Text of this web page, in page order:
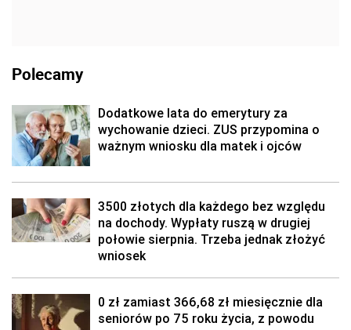
Polecamy
Dodatkowe lata do emerytury za
wychowanie dzieci. ZUS przypomina o
ważnym wniosku dla matek i ojców
3500 złotych dla każdego bez względu
na dochody. Wypłaty ruszą w drugiej
połowie sierpnia. Trzeba jednak złożyć
wniosek
0 zł zamiast 366,68 zł miesięcznie dla
seniorów po 75 roku życia, z powodu